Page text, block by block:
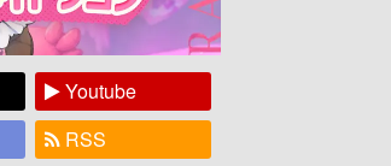
Youtube
RSS